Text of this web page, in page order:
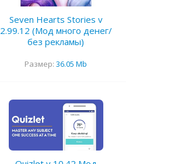
Seven Hearts Stories v
2.99.12 (Мод много денег/
без рекламы)
Размер: 36.05 Mb